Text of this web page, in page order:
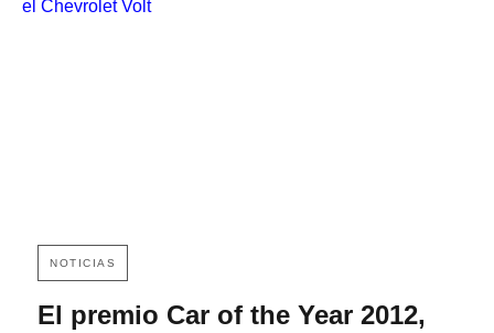
NOTICIAS
El premio Car of the Year 2012,